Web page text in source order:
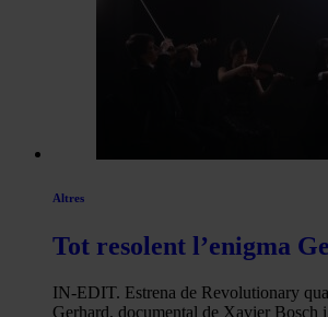
Altres
Tot resolent l’enigma
IN-EDIT. Estrena de Revolutionary
Gerhard, documental de Xavier Bosch